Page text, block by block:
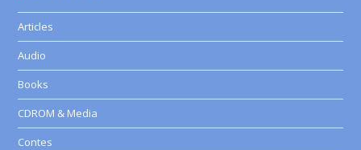
Articles
Audio
Books
CDROM & Media
Contes